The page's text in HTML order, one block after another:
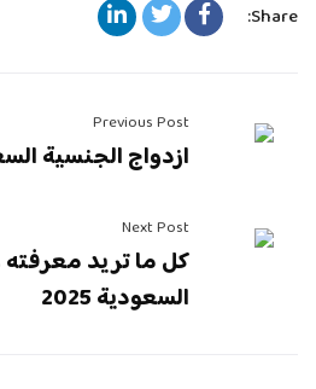
Share:
Previous Post
ازدواج الجنسية
Next Post
كل ما تريد معرفته
السعودية 2025